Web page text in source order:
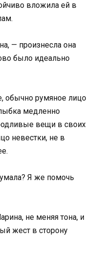
вложила ей в
— произнесла она
было идеально
обычно румяное лицо
медленно
вещи в своих
невестки, не в
Я же помочь
не меняя тона, и
жест в сторону